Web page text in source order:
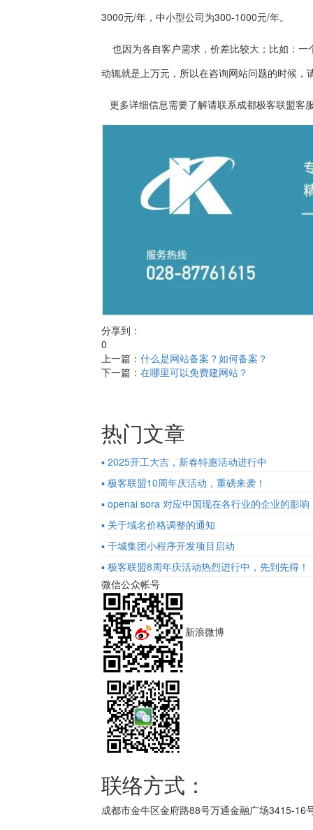
3000元/年，中小型公司为300-1000元/年。
也因为各自客户需求，价差比较大；比如：一
动辄就是上万元，所以在咨询网站问题的时候
更多详细信息需要了解请联系成都极客联盟
分享到：
0
上一篇： 什么是网站备案？如何备案？
下一篇： 在哪里可以免费建网站？
热门文章
▪ 2025开工大吉，新春特惠活动进行中
▪ 极客联盟10周年庆活动，重磅来袭！
▪ openai sora 对应中国现在各行业的企业的影响
▪ 关于域名价格调整的通知
▪ 干城集团小程序开发项目启动
▪ 极客联盟8周年庆活动热烈进行中，先到先得！
微信公众帐号
新浪微博
联络方式：
成都市金牛区金府路88号万通金融广场3415-16